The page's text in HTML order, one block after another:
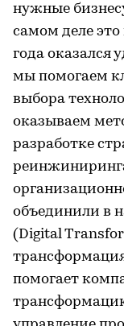
нужные
самом деле
года оказался
мы помогаем
выбора
оказываем
разработке
объединили в
(Digital
помогает